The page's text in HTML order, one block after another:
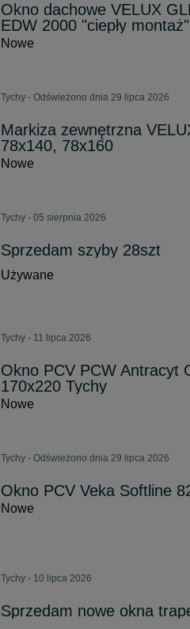
Okno dachowe VELUX
EDW 2000 "ciepły montaż"
Nowe
Tychy - Odświeżono dnia 29 lipca 2026
Markiza zewnętrzna
78x140, 78x160
Nowe
Tychy - 05 sierpnia 2026
Sprzedam szyby 28szt
Używane
Tychy - 11 lipca 2026
Okno PCV PCW Antracyt
170x220 Tychy
Nowe
Tychy - Odświeżono dnia 29 lipca 2026
Okno PCV Veka Softline
Nowe
Tychy - 10 lipca 2026
Sprzedam nowe okna